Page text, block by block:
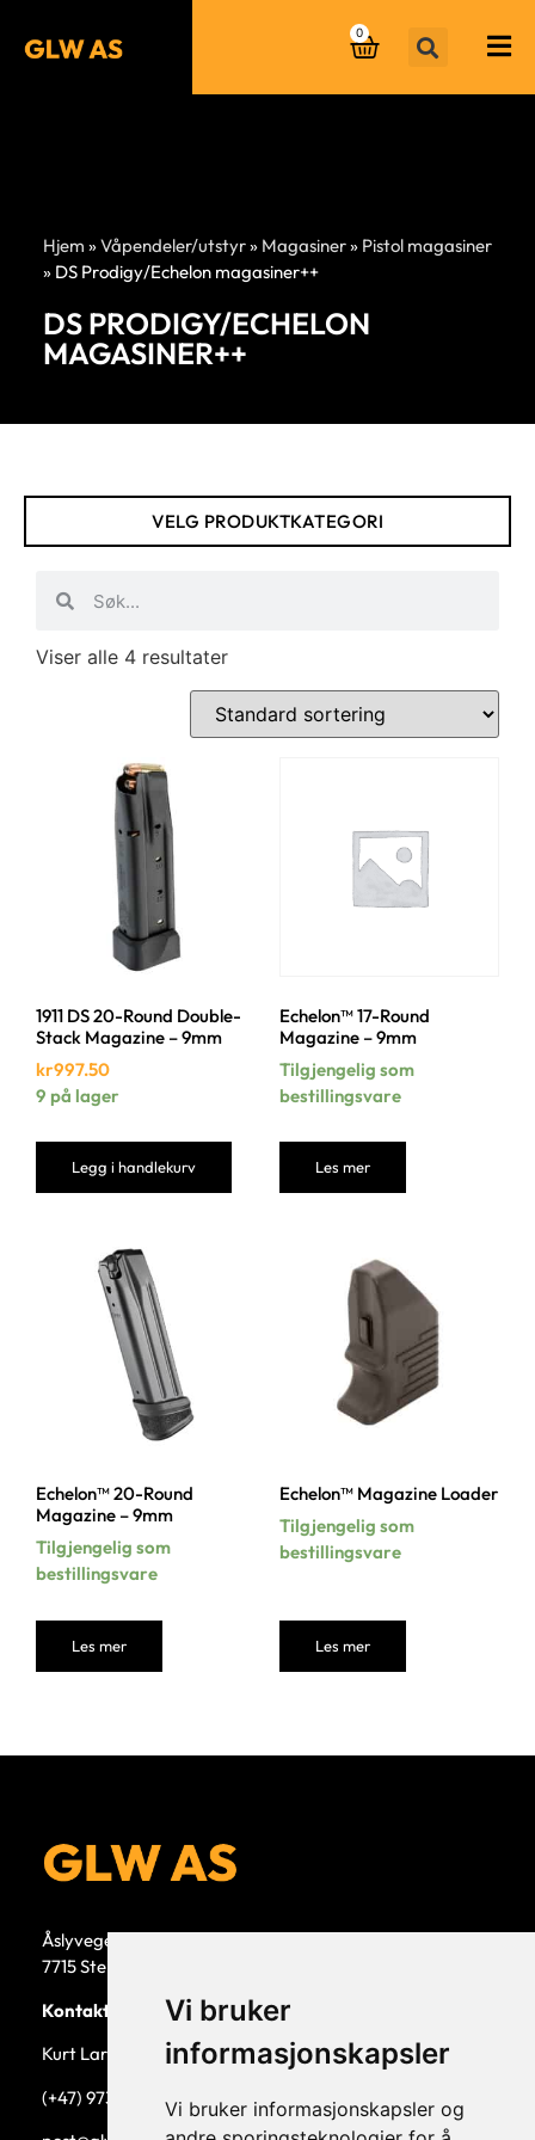
Vi bruker
informasjonskapsler
Vi bruker informasjonskapsler og
0
Hjem »Våpendeler/utstyr» Magasiner» Pistol magasiner
» DS Prodigy/Echelon magasiner++
DS PRODIGY/ECHELON
MAGASINER++
VELG PRODUKTKATEGORI
Viser alle 4 resultater
1911 DS 20-Round Double-
Stack Magazine – 9mm
kr997.50
9 på lager
Legg i handlekurv
Echelon™ 17-Round
Magazine – 9mm
Tilgjengelig som
bestillingsvare
Les mer
Echelon™ 20-Round
Magazine – 9mm
Tilgjengelig som
bestillingsvare
Les mer
Echelon™ Magazine Loader
Tilgjengelig som
bestillingsvare
Les mer
Åslyvegen 5b
7715 Steinkjer
Kontaktperson
Kurt Larsen, daglig leder.
(+47) 973 33 332